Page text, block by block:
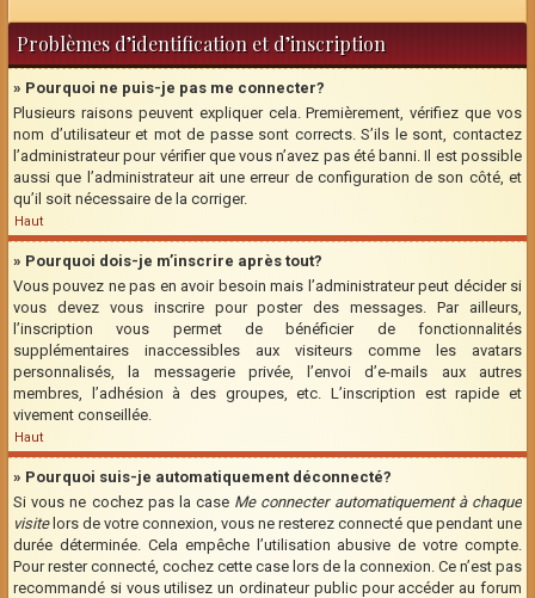
Problèmes d’identification et d’inscription
» Pourquoi ne puis-je pas me connecter?
Plusieurs raisons peuvent expliquer cela. Premièrement, vérifiez que vos
nom d’utilisateur et mot de passe sont corrects. S’ils le sont, contactez
l’administrateur pour vérifier que vous n’avez pas été banni. Il est possible
aussi que l’administrateur ait une erreur de configuration de son côté, et
qu’il soit nécessaire de la corriger.
Haut
» Pourquoi dois-je m’inscrire après tout?
Vous pouvez ne pas en avoir besoin mais l’administrateur peut décider si
vous devez vous inscrire pour poster des messages. Par ailleurs,
l’inscription vous permet de bénéficier de fonctionnalités
supplémentaires inaccessibles aux visiteurs comme les avatars
personnalisés, la messagerie privée, l’envoi d’e-mails aux autres
membres, l’adhésion à des groupes, etc. L’inscription est rapide et
vivement conseillée.
Haut
» Pourquoi suis-je automatiquement déconnecté?
Si vous ne cochez pas la case Me connecter automatiquement à chaque
visitelors de votre connexion, vous ne resterez connecté que pendant une
durée déterminée. Cela empêche l’utilisation abusive de votre compte.
Pour rester connecté, cochez cette case lors de la connexion. Ce n’est pas
recommandé si vous utilisez un ordinateur public pour accéder au forum